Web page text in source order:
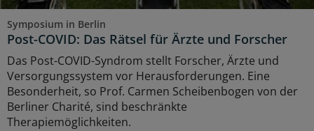
Symposium in Berlin
Post-COVID: Das Rätsel für Ärzte und Forscher
Das Post-COVID-Syndrom stellt Forscher, Ärzte und
Versorgungssystem vor Herausforderungen. Eine
Besonderheit, so Prof. Carmen Scheibenbogen von der
Berliner Charité, sind beschränkte
Therapiemöglichkeiten.